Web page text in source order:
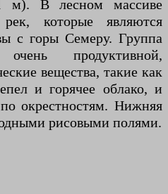
м). В лесном массиве
которые являются
с горы Семеру. Группа
продуктивной,
вещества, такие как
и горячее облако, и
окрестностям. Нижняя
рисовыми полями.